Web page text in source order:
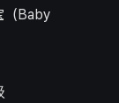
（Baby